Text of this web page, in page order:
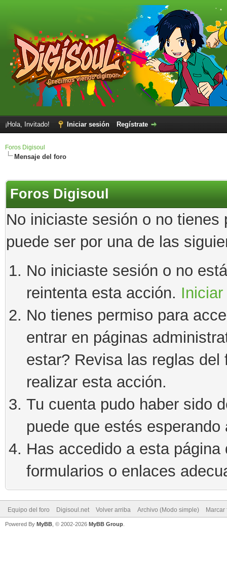
¡Hola, Invitado! Iniciar sesión Regístrate
Foros Digisoul
Mensaje del foro
Foros Digisoul
No iniciaste sesión o no
puede ser por una de las
No iniciaste sesión o no
reintenta esta acción.
No tienes permiso para
entrar en páginas
estar? Revisa las reglas
realizar esta acción.
Tu cuenta pudo haber sido
puede que estés esperando
Has accedido a esta
formularios o enlaces
Equipo del foro Digisoul.net Volver arriba Archivo (Modo simple)
Powered By MyBB , © 2002-2026 MyBB Group